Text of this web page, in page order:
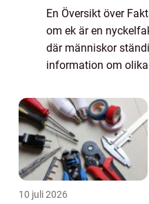
En Översikt över
om ek är en
där människor
information om
om ek samt ge en
10 juli 2026